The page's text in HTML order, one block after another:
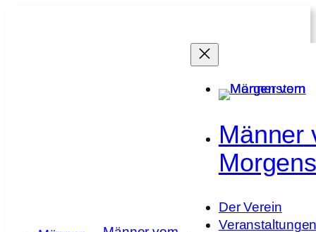
Männer
Der Verein